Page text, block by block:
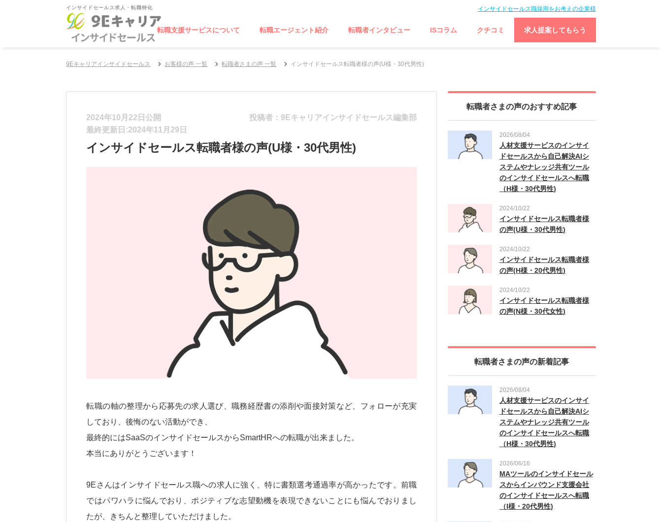
インサイドセールス職採用をお考えの企業様
インサイドセールス求人・転職特化
転職支援サービスについて 転職エージェント紹介 転職者インタビュー ISコラム クチコミ 求人提案してもらう
9Eキャリアインサイドセールス お客様の声 一覧 転職者さまの声 一覧 インサイドセールス転職者様の声(U様・30代男性)
2024年10月22日公開
最終更新日:2024年11月29日
投稿者：9Eキャリアインサイドセールス編集部
インサイドセールス転職者様の声(U様・30代男性)
転職の軸の整理から応募先の求人選び、職務経歴書の添削や面接対策など、フォローが充実
しており、後悔のない活動ができ、
最終的にはSaaSのインサイドセールスからSmartHRへの転職が出来ました。
本当にありがとうございます！
9Eさんはインサイドセールス職への求人に強く、特に書類選考通過率が高かったです。前職
ではパワハラに悩んでおり、ポジティブな志望動機を表現できないことにも悩んでおりまし
たが、きちんと整理していただけました。
転職者さまの声のおすすめ記事
2026/08/04
人材支援サービスのインサイ
ドセールスから自己解決AIシ
ステムやナレッジ共有ツール
のインサイドセールスへ転職
（H様・30代男性)
2024/10/22
インサイドセールス転職者様
の声(U様・30代男性)
2024/10/22
インサイドセールス転職者様
の声(H様・20代男性)
2024/10/22
インサイドセールス転職者様
の声(N様・30代女性)
転職者さまの声の新着記事
2026/08/04
人材支援サービスのインサイ
ドセールスから自己解決AIシ
ステムやナレッジ共有ツール
のインサイドセールスへ転職
（H様・30代男性)
2026/06/16
MAツールのインサイドセール
スからインバウンド支援会社
のインサイドセールスへ転職
（I様・20代男性)